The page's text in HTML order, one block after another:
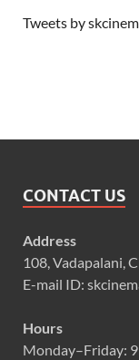
Tweets by
CONTACT US
Address
108, Vadapalani,
E-mail ID:
Hours
Monday–Friday: